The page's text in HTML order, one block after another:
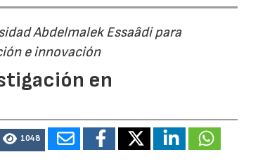
Abdelmalek Essaâdi para
e innovación
en
1048